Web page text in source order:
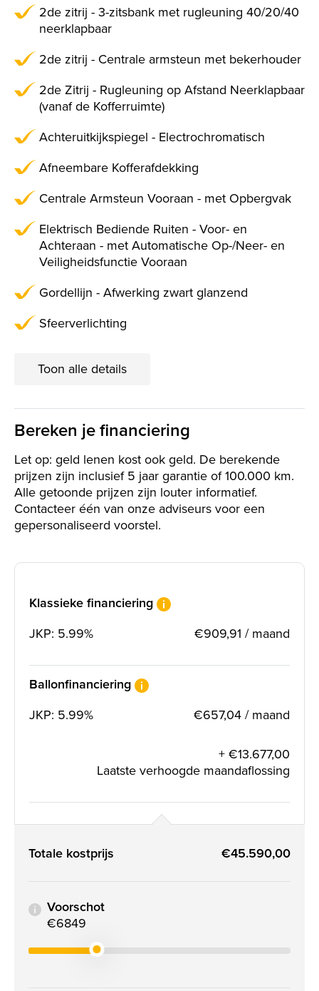
2de zitrij - 3-zitsbank met rugleuning 40/20/40
neerklapbaar
2de zitrij - Centrale armsteun met bekerhouder
2de Zitrij - Rugleuning op Afstand Neerklapbaar
(vanaf de Kofferruimte)
Achteruitkijkspiegel - Electrochromatisch
Afneembare Kofferafdekking
Centrale Armsteun Vooraan - met Opbergvak
Elektrisch Bediende Ruiten - Voor- en
Achteraan - met Automatische Op-/Neer- en
Veiligheidsfunctie Vooraan
Gordellijn - Afwerking zwart glanzend
Sfeerverlichting
Toon alle details
Bereken je financiering
Let op: geld lenen kost ook geld. De berekende
prijzen zijn inclusief 5 jaar garantie of 100.000 km.
Alle getoonde prijzen zijn louter informatief.
Contacteer één van onze adviseurs voor een
gepersonaliseerd voorstel.
Totale kostprijs €45.590,00
Voorschot
€6849
Klassieke financiering
JKP: 5.99%
€909,91 / maand
Ballonfinanciering
JKP: 5.99%
€657,04 / maand
+ €13.677,00
Laatste verhoogde maandaflossing